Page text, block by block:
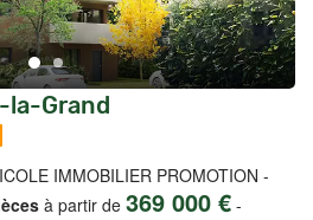
la-Grand
IMMOBILIER PROMOTION -
à partir de 369 000 € -